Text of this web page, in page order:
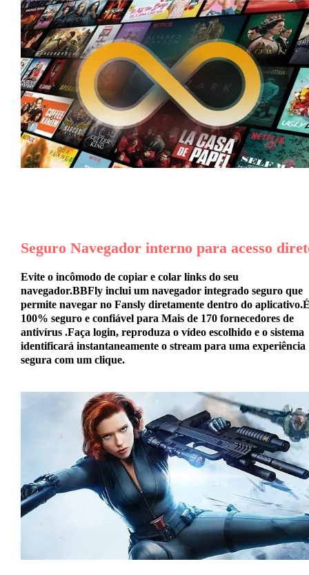
Seguro Navegador interno para acesso
Evite o incômodo de copiar e colar links do seu
navegador.BBFly inclui um navegador integrado seguro que
permite navegar no Fansly diretamente dentro do
100% seguro e confiável para Mais de 170 fornecedores de
antivírus .Faça login, reproduza o vídeo escolhido e o sistema
identificará instantaneamente o stream para uma experiência
segura com um clique.